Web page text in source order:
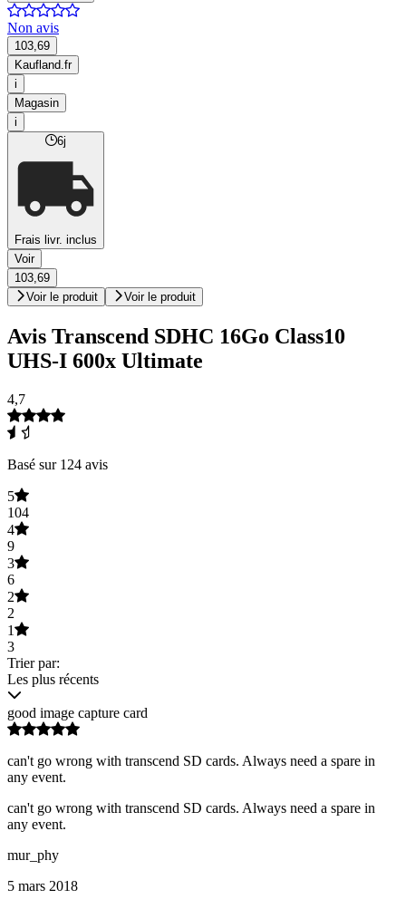
Non avis
103,69
Kaufland.fr
i
Magasin
i
6j
Frais livr. inclus
Voir
103,69
Voir le produit
Voir le produit
Avis Transcend SDHC 16Go Class10
UHS-I 600x Ultimate
4,7
Basé sur 124 avis
5
104
4
9
3
6
2
2
1
3
Trier par:
Les plus récents
good image capture card
can't go wrong with transcend SD cards. Always need a spare in
any event.
can't go wrong with transcend SD cards. Always need a spare in
any event.
mur_phy
5 mars 2018